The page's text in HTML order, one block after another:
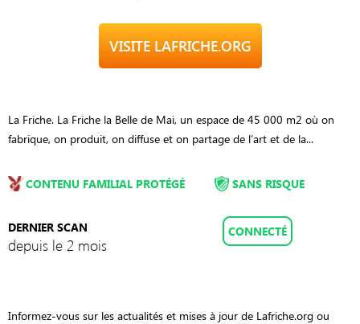
VISITE LAFRICHE.ORG
La Friche. La Friche la Belle de Mai, un espace de 45 000 m2 où on
fabrique, on produit, on diffuse et on partage de l’art et de la...
CONTENU FAMILIAL PROTÉGÉ
DERNIER SCAN
depuis le 2 mois
SANS RISQUE
CONNECTÉ
Informez-vous sur les actualités et mises à jour de Lafriche.org ou